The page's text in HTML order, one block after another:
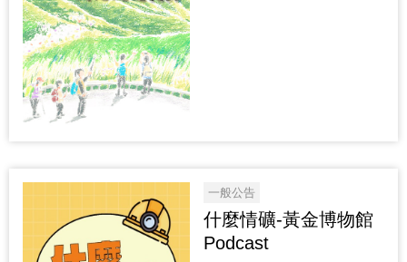
一般公告
什麼情礦-黃金博物館
Podcast